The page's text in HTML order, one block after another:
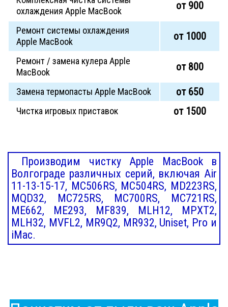
охлаждения Apple MacBook
от 900
Ремонт системы охлаждения
Apple MacBook
от 1000
Ремонт / замена кулера Apple
MacBook
от 800
Замена термопасты Apple MacBook от 650
Чистка игровых приставок от 1500
Производим чистку Apple MacBook в
Волгограде различных серий, включая Air
11-13-15-17, MC506RS, MC504RS, MD223RS,
MQD32, MC725RS, MC700RS, MC721RS,
ME662, ME293, MF839, MLH12, MPXT2,
MLH32, MVFL2, MR9Q2, MR932, Uniset, Pro и
iMac.